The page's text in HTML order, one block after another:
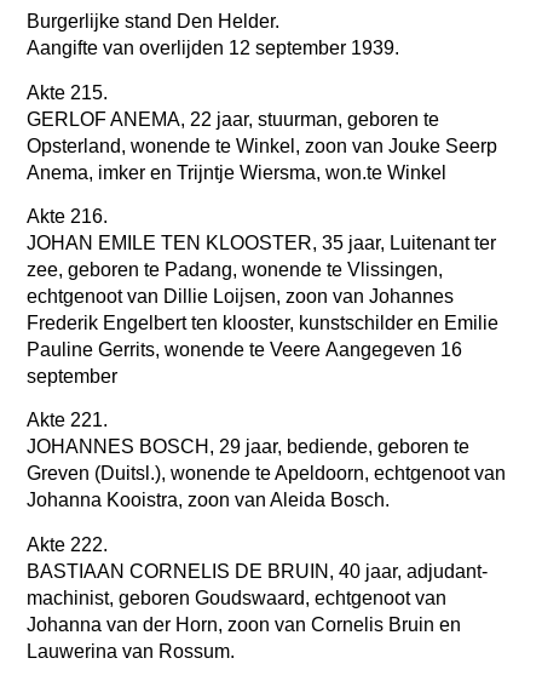
Burgerlijke stand Den Helder.
Aangifte van overlijden 12 september 1939.
Akte 215.
GERLOF ANEMA, 22 jaar, stuurman, geboren te
Opsterland, wonende te Winkel, zoon van Jouke Seerp
Anema, imker en Trijntje Wiersma, won.te Winkel
Akte 216.
JOHAN EMILE TEN KLOOSTER, 35 jaar, Luitenant ter
zee, geboren te Padang, wonende te Vlissingen,
echtgenoot van Dillie Loijsen, zoon van Johannes
Frederik Engelbert ten klooster, kunstschilder en Emilie
Pauline Gerrits, wonende te VeereAangegeven 16
september
Akte 221.
JOHANNES BOSCH, 29 jaar, bediende, geboren te
Greven (Duitsl.), wonende te Apeldoorn, echtgenoot van
Johanna Kooistra, zoon van Aleida Bosch.
Akte 222.
BASTIAAN CORNELIS DE BRUIN, 40 jaar, adjudant-
machinist, geboren Goudswaard, echtgenoot van
Johanna van der Horn, zoon van Cornelis Bruin en
Lauwerina van Rossum.